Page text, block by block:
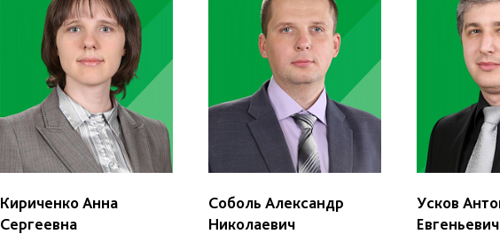
Кириченко Анна
Сергеевна
Соболь Александр
Николаевич
Усков
Евгеньевич